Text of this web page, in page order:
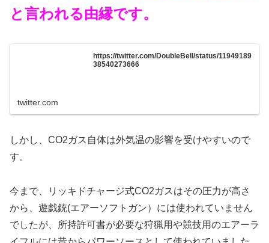
と言われる由縁です。
https://twitter.com/DoubleBell/status/11949189
38540273666
twitter.com
しかし、CO2ガス自体は外気温の影響を受けやすいので
す。
今まで、リッキドチャージ式CO2ガスはその圧力が高さ
から、遊戯銃(エアーソフトガン）には使われていません
でしたが、所持許可書が必要な狩猟用や競技用のエアーラ